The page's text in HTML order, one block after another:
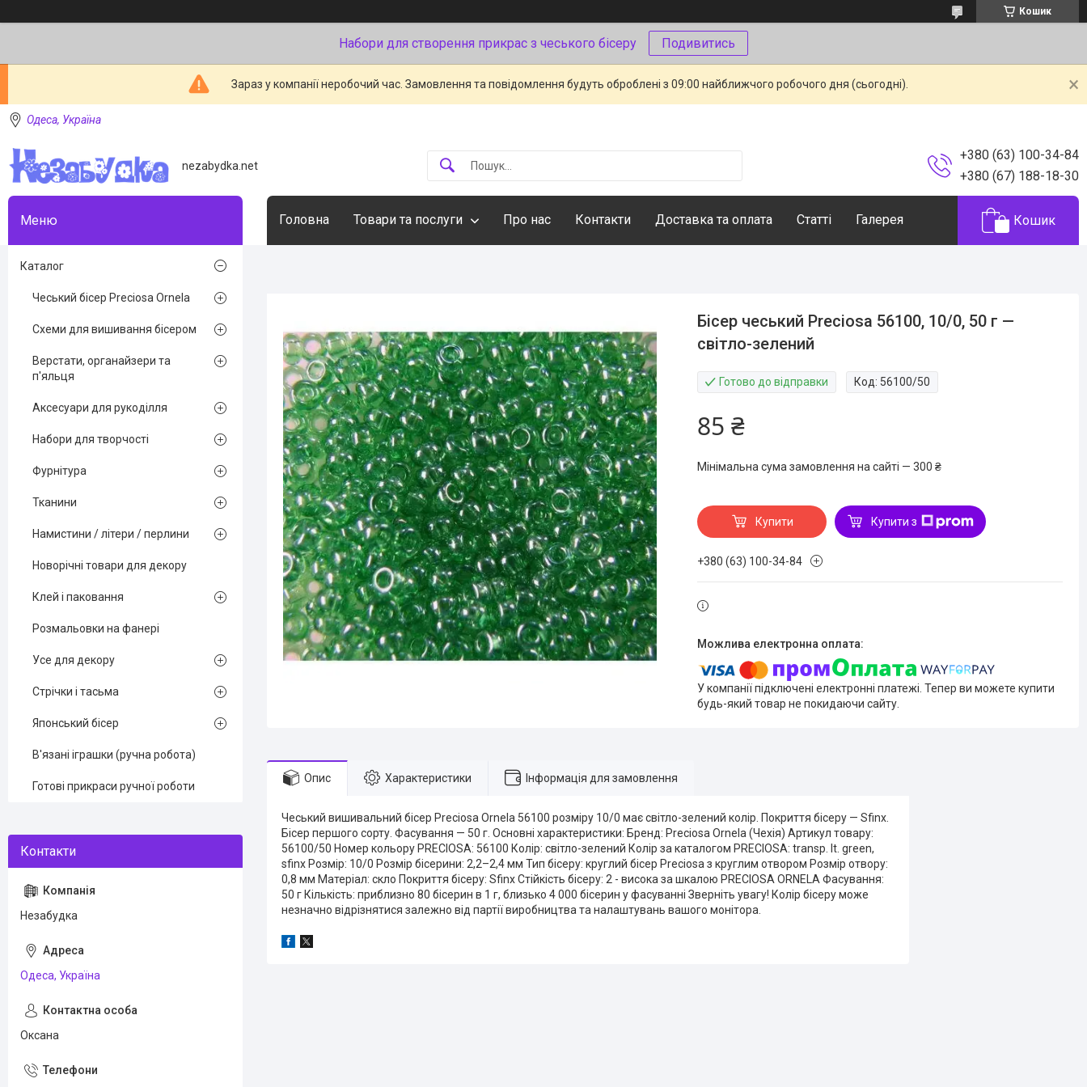
Кошик
Набори для створення прикрас з чеського бісеру Подивитись
Зараз у компанії неробочий час. Замовлення та повідомлення будуть оброблені з 09:00 найближчого робочого дня (сьогодні).
Одеса, Україна
nezabydka.net
+380 (63) 100-34-84
+380 (67) 188-18-30
Головна Товари та послуги Про нас Контакти Доставка та оплата Статті Галерея Кошик
Бісер чеський Preciosa 56100, 10/0, 50 г —
світло-зелений
Готово до відправки Код: 56100/50
85 ₴
Мінімальна сума замовлення на сайті — 300 ₴
Купити Купити з
+380 (63) 100-34-84
У компанії підключені електронні платежі. Тепер ви можете купити
будь-який товар не покидаючи сайту.
Опис Характеристики Інформація для замовлення
Чеський вишивальний бісер Preciosa Ornela 56100 розміру 10/0 має світло-зелений колір. Покриття бісеру — Sfinx.
Бісер першого сорту. Фасування — 50 г. Основні характеристики: Бренд: Preciosa Ornela (Чехія) Артикул товару:
56100/50 Номер кольору PRECIOSA: 56100 Колір: світло-зелений Колір за каталогом PRECIOSA: transp. lt. green,
sfinx Розмір: 10/0 Розмір бісерини: 2,2–2,4 мм Тип бісеру: круглий бісер Preciosa з круглим отвором Розмір отвору:
0,8 мм Матеріал: скло Покриття бісеру: Sfinx Стійкість бісеру: 2 - висока за шкалою PRECIOSA ORNELA Фасування:
50 г Кількість: приблизно 80 бісерин в 1 г, близько 4 000 бісерин у фасуванні Зверніть увагу! Колір бісеру може
незначно відрізнятися залежно від партії виробництва та налаштувань вашого монітора.
Каталог
Чеський бісер Preciosa Ornela
Схеми для вишивання бісером
Верстати, органайзери та
п'яльця
Аксесуари для рукоділля
Набори для творчості
Фурнітура
Тканини
Намистини / літери / перлини
Новорічні товари для декору
Клей і паковання
Розмальовки на фанері
Усе для декору
Стрічки і тасьма
Японський бісер
В'язані іграшки (ручна робота)
Готові прикраси ручної роботи
Незабудка
Одеса, Україна
Оксана